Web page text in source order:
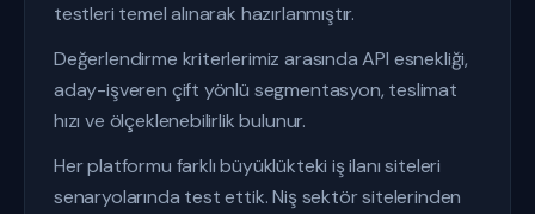
testleri temel alınarak hazırlanmıştır.
Değerlendirme kriterlerimiz arasında API esnekliği,
aday-işveren çift yönlü segmentasyon, teslimat
hızı ve ölçeklenebilirlik bulunur.
Her platformu farklı büyüklükteki iş ilanı siteleri
senaryolarında test ettik. Niş sektör sitelerinden